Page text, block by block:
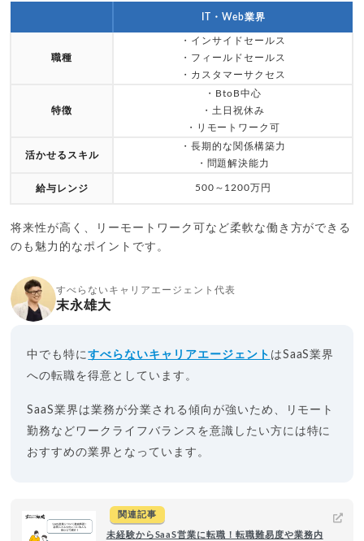
IT・Web業界
職種
・インサイドセールス
・フィールドセールス
・カスタマーサクセス
特徴
・BtoB中心
・土日祝休み
・リモートワーク可
活かせるスキル
・長期的な関係構築力
・問題解決能力
給与レンジ 500～1200万円
将来性が高く、リーモートワーク可など柔軟な働き方ができる
のも魅力的なポイントです。
すべらないキャリアエージェント代表
末永雄大
中でも特にすべらないキャリアエージェント はSaaS業界
への転職を得意としています。
SaaS業界は業務が分業される傾向が強いため、リモート
勤務などワークライフバランスを意識したい方には特に
おすすめの業界となっています。
関連記事
未経験からSaaS営業に転職！転職難易度や業務内